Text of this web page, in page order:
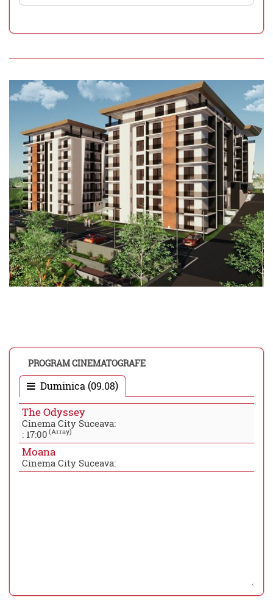
PROGRAM CINEMATOGRAFE
Duminica (09.08)
The Odyssey
Cinema City Suceava:
: 17:00 (Array)
Moana
Cinema City Suceava: